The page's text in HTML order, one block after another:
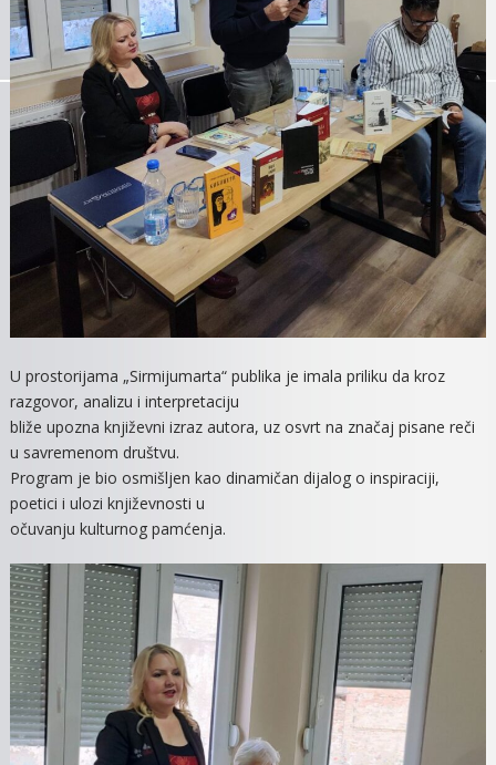
U prostorijama „Sirmijumarta“ publika je imala priliku da kroz
razgovor, analizu i interpretaciju
bliže upozna književni izraz autora, uz osvrt na značaj pisane reči
u savremenom društvu.
Program je bio osmišljen kao dinamičan dijalog o inspiraciji,
poetici i ulozi književnosti u
očuvanju kulturnog pamćenja.